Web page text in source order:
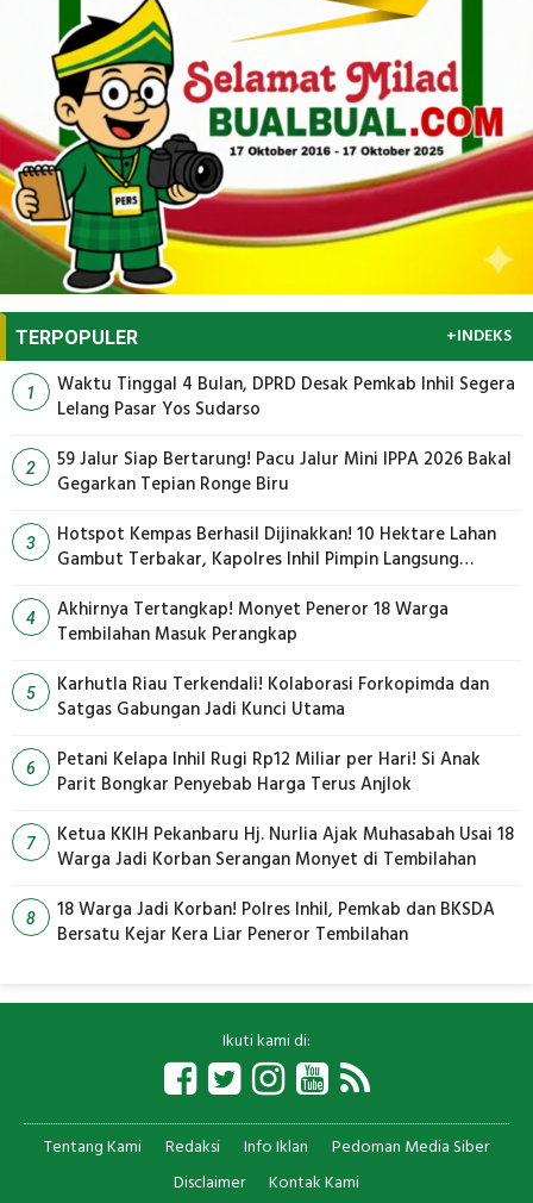
TERPOPULER +INDEKS
1
Waktu Tinggal 4 Bulan, DPRD Desak Pemkab Inhil Segera
Lelang Pasar Yos Sudarso
2
59 Jalur Siap Bertarung! Pacu Jalur Mini IPPA 2026 Bakal
Gegarkan Tepian Ronge Biru
3
Hotspot Kempas Berhasil Dijinakkan! 10 Hektare Lahan
Gambut Terbakar, Kapolres Inhil Pimpin Langsung
4
Akhirnya Tertangkap! Monyet Peneror 18 Warga
Tembilahan Masuk Perangkap
5
Karhutla Riau Terkendali! Kolaborasi Forkopimda dan
Satgas Gabungan Jadi Kunci Utama
6
Petani Kelapa Inhil Rugi Rp12 Miliar per Hari! Si Anak
Parit Bongkar Penyebab Harga Terus Anjlok
7
Ketua KKIH Pekanbaru Hj. Nurlia Ajak Muhasabah Usai 18
Warga Jadi Korban Serangan Monyet di Tembilahan
8
18 Warga Jadi Korban! Polres Inhil, Pemkab dan BKSDA
Bersatu Kejar Kera Liar Peneror Tembilahan
Ikuti kami di:
Tentang Kami Redaksi Info Iklan
Pedoman Media Siber
Disclaimer
Kontak Kami